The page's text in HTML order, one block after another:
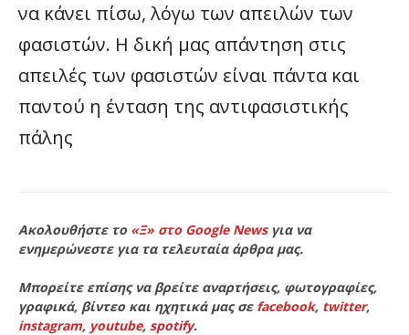
να κάνει πίσω, λόγω των απειλών των
φασιστών. Η δική μας απάντηση στις
απειλές των φασιστών είναι πάντα και
παντού η ένταση της αντιφασιστικής
πάλης
Ακολουθήστε το «Ξ» στο Google Newsγια να
ενημερώνεστε για τα τελευταία άρθρα μας.
Μπορείτε επίσης να βρείτε αναρτήσεις, φωτογραφίες,
γραφικά, βίντεο και ηχητικά μας σε facebook, twitter,
instagram, youtube, spotify.